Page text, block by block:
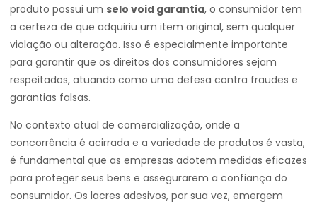
produto possui um selo void garantia, o consumidor tem
a certeza de que adquiriu um item original, sem qualquer
violação ou alteração. Isso é especialmente importante
para garantir que os direitos dos consumidores sejam
respeitados, atuando como uma defesa contra fraudes e
garantias falsas.
No contexto atual de comercialização, onde a
concorrência é acirrada e a variedade de produtos é vasta,
é fundamental que as empresas adotem medidas eficazes
para proteger seus bens e assegurarem a confiança do
consumidor. Os lacres adesivos, por sua vez, emergem